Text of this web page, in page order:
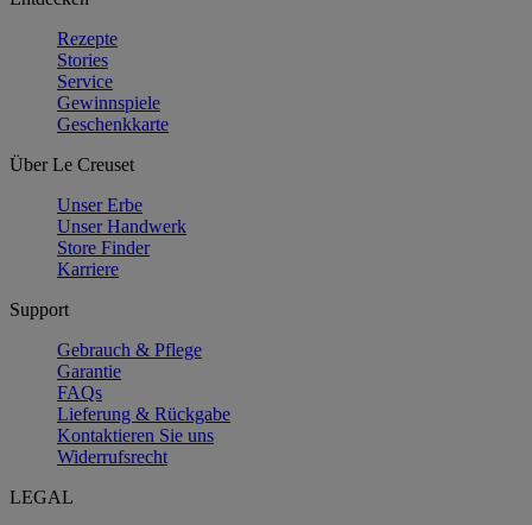
Rezepte
Stories
Service
Gewinnspiele
Geschenkkarte
Über Le Creuset
Unser Erbe
Unser Handwerk
Store Finder
Karriere
Support
Gebrauch & Pflege
Garantie
FAQs
Lieferung & Rückgabe
Kontaktieren Sie uns
Widerrufsrecht
LEGAL